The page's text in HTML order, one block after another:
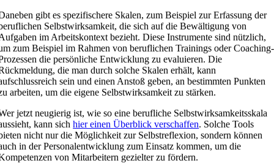
gibt es spezifischere Skalen, zum Beispiel zur Erfassung der
Selbstwirksamkeit, die sich auf die Bewältigung von
im Arbeitskontext bezieht. Diese Instrumente sind nützlich,
zum Beispiel im Rahmen von beruflichen Trainings oder Coaching-
die persönliche Entwicklung zu evaluieren. Die
die man durch solche Skalen erhält, kann
sein und einen Anstoß geben, an bestimmten Punkten
arbeiten, um die eigene Selbstwirksamkeit zu stärken.
jetzt neugierig ist, wie so eine berufliche Selbstwirksamkeitsskala
kann sichhier einen Überblick verschaffen. Solche Tools
nicht nur die Möglichkeit zur Selbstreflexion, sondern können
in der Personalentwicklung zum Einsatz kommen, um die
von Mitarbeitern gezielter zu fördern.